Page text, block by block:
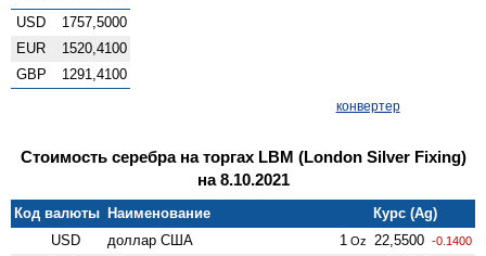
USD
1757,5000
EUR
1520,4100
GBP
1291,4100
конвертер
Стоимость серебра на торгах LBM (London Silver Fixing)
на 8.10.2021
Код валюты Наименование
Курс (Ag)
USD
доллар США 1 Oz 22,5500 -0.1400